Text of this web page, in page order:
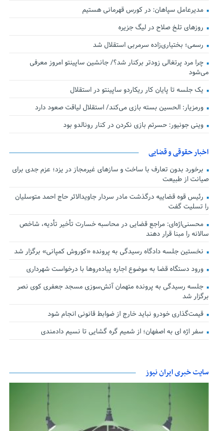
مدیرعامل سپاهان: در کورس قهرمانی هستیم
روزهای تلخ صلاح در لیگ جزیره
رسمی؛ بختیاری‌زاده سرمربی استقلال شد
چرا مرد پرتغالی زودتر برکنار شد؟/ جانشین ساپینتو امروز معرفی
می‌شود
یک جلسه تا پایان کار ریکاردو ساپینتو در استقلال
ورمزیار: الحسین بسته بازی می‌کند/ استقلال لیاقت صعود دارد
وینی جونیور: حسرتم بازی نکردن در کنار رونالدو بود
اخبار حقوقی و قضایی
برخورد بدون تعارف با ساخت‌ و سازهای غیرمجاز در یزد؛ عزم جدی برای
صیانت از طبیعت
رئیس قوه قضاییه درگذشت مادر سردار جاویدالاثر حاج احمد متوسلیان
را تسلیت گفت
محسنی‌اژه‌ای: مراجع قضایی در محاسبه خسارت تأخیر تأدیه، شاخص
سالانه را مبنا قرار دهند
نخستین جلسه دادگاه رسیدگی به پرونده «کوروش کمپانی» برگزار شد
ورود دستگاه قضا به موضوع اجاره پیاده‌روها با درخواست شهرداری
جلسه رسیدگی به پرونده متهمان آتش‌سوزی مسجد جعفری کوی نصر
برگزار شد
قیمت‌گذاری خودرو نباید خارج از ضوابط قانونی انجام شود
سفر اژه ای به اصفهان؛ از شمیم گره گشایی تا نسیم دادمندی
سایت خبری ایران نیوز